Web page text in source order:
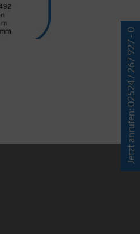
Jetzt anrufen: 02524 / 267 927 - 0